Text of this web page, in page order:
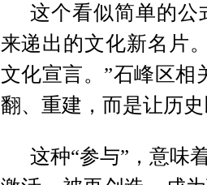
这个看似简单的公
来递出的文化新名片
文化宣言。”石峰区相
翻、重建，而是让历
这种“参与”，意味